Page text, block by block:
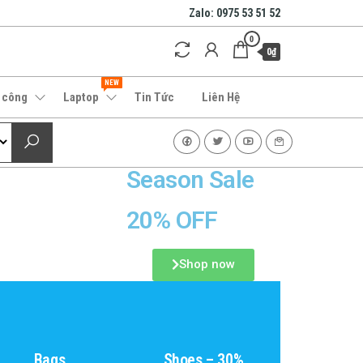
Zalo: 0975 53 51 52
0
0₫
Laptop
NEW
Tin Tức Liên Hệ
Season Sale
20% OFF
Shop now